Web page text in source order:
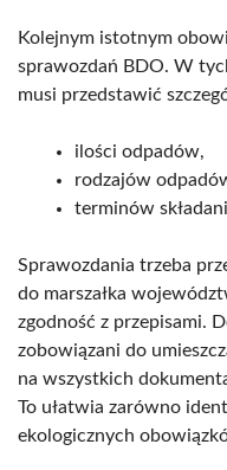
Kolejnym istotnym
sprawozdań BDO. W
musi przedstawić
ilości odpadów,
rodzajów
terminów
Sprawozdania trzeba
do marszałka
zgodność z przepisami.
zobowiązani do
na wszystkich
To ułatwia zarówno
ekologicznych